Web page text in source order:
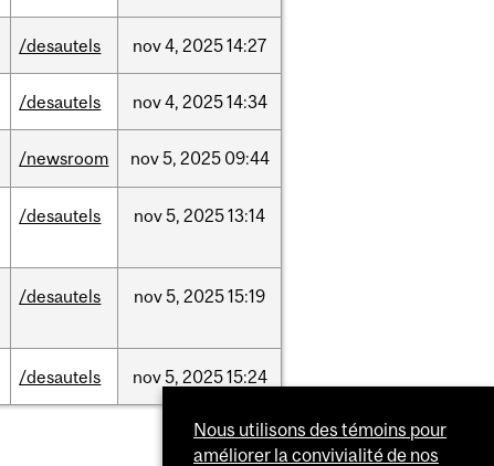
/desautels nov4, 202514:27
/desautels nov4, 202514:34
/newsroom nov5, 2025 09:44
/desautels nov5, 202513:14
/desautels nov5, 202515:19
/desautels nov5, 202515:24
Nous utilisons des témoins pour
améliorer la convivialité de nos